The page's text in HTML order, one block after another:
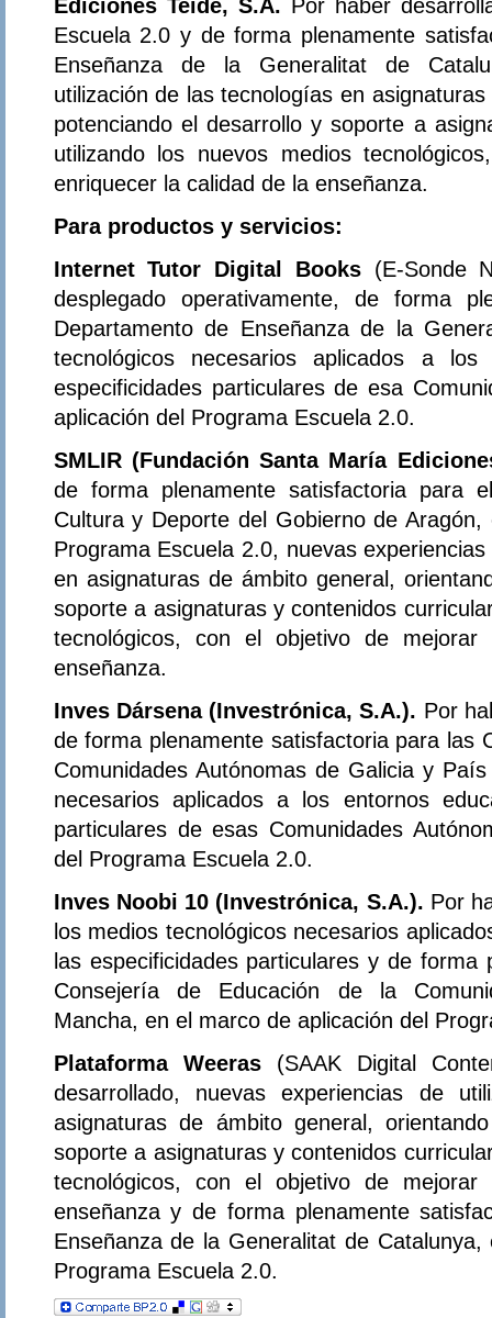
Escuela 2.0 y de forma plenamente
Enseñanza de la Generalitat de
utilización de las tecnologías en
potenciando el desarrollo y soporte a
utilizando los nuevos medios
enriquecer la calidad de la enseñanza.
Para productos y servicios:
Internet Tutor Digital Books (E-Sonde
desplegado operativamente, de forma
Departamento de Enseñanza de la
tecnológicos necesarios aplicados a
especificidades particulares de esa
aplicación del Programa Escuela 2.0.
SMLIR (Fundación Santa María
de forma plenamente satisfactoria para
Cultura y Deporte del Gobierno de
Programa Escuela 2.0, nuevas
en asignaturas de ámbito general,
soporte a asignaturas y contenidos
tecnológicos, con el objetivo de
enseñanza.
Inves Dársena (Investrónica, S.A.). Por
de forma plenamente satisfactoria para las
Comunidades Autónomas de Galicia y
necesarios aplicados a los entornos
particulares de esas Comunidades
del Programa Escuela 2.0.
Inves Noobi 10 (Investrónica, S.A.). Por
los medios tecnológicos necesarios
las especificidades particulares y de forma
Consejería de Educación de la
Mancha, en el marco de aplicación del
Plataforma Weeras(SAAK Digital
desarrollado, nuevas experiencias de
asignaturas de ámbito general,
soporte a asignaturas y contenidos
tecnológicos, con el objetivo de
enseñanza y de forma plenamente
Enseñanza de la Generalitat de
Programa Escuela 2.0.